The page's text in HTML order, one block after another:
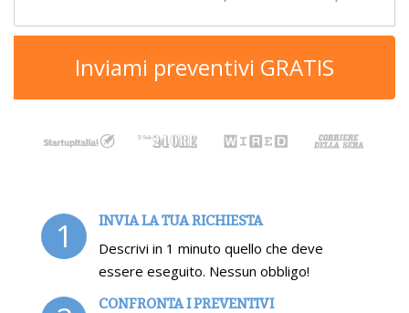
Inviami preventivi GRATIS
1 INVIA LA TUA RICHIESTA
Descrivi in 1 minuto quello che deve
essere eseguito. Nessun obbligo!
CONFRONTA I PREVENTIVI